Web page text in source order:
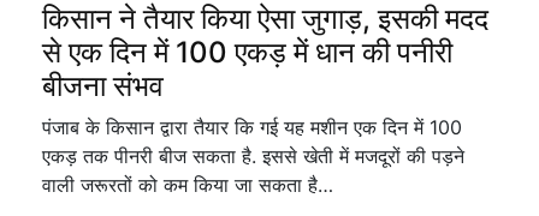
किसान ने तैयार किया ऐसा जुगाड़, इसकी मदद
से एक दिन में 100 एकड़ में धान की पनीरी
बीजना संभव
पंजाब के किसान द्वारा तैयार कि गई यह मशीन एक दिन में 100
एकड़ तक पीनरी बीज सकता है. इससे खेती में मजदूरों की पड़ने
वाली जरूरतों को कम किया जा सकता है…